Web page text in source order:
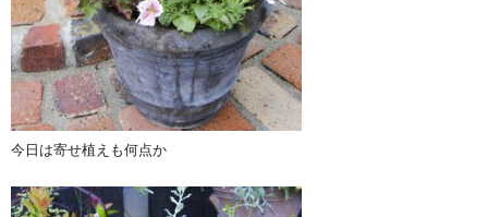
今日は寄せ植えも何点か